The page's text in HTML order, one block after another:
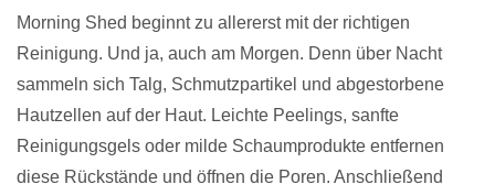
Morning Shed beginnt zu allererst mit der richtigen
Reinigung. Und ja, auch am Morgen. Denn über Nacht
sammeln sich Talg, Schmutzpartikel und abgestorbene
Hautzellen auf der Haut. Leichte Peelings, sanfte
Reinigungsgels oder milde Schaumprodukte entfernen
diese Rückstände und öffnen die Poren. Anschließend